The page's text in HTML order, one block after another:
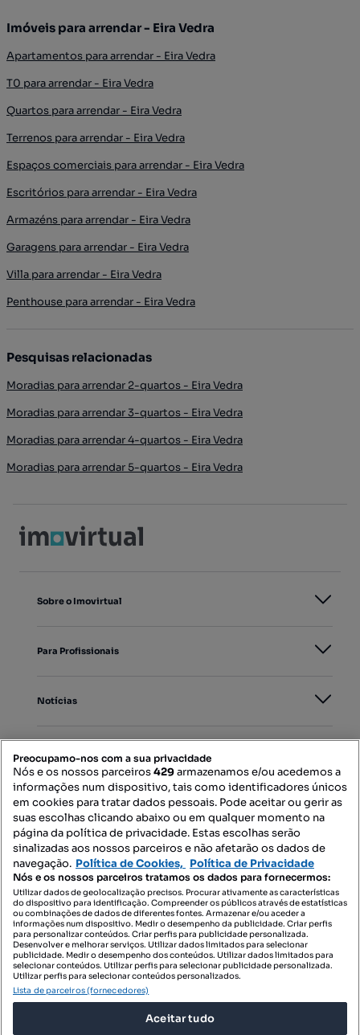
Imóveis para arrendar - Eira Vedra
Apartamentos para arrendar - Eira Vedra
T0 para arrendar - Eira Vedra
Quartos para arrendar - Eira Vedra
Terrenos para arrendar - Eira Vedra
Espaços comerciais para arrendar - Eira Vedra
Escritórios para arrendar - Eira Vedra
Armazéns para arrendar - Eira Vedra
Garagens para arrendar - Eira Vedra
Villa para arrendar - Eira Vedra
Penthouse para arrendar - Eira Vedra
Pesquisas relacionadas
Moradias para arrendar 2-quartos - Eira Vedra
Moradias para arrendar 3-quartos - Eira Vedra
Moradias para arrendar 4-quartos - Eira Vedra
Moradias para arrendar 5-quartos - Eira Vedra
Sobre o Imovirtual
Para Profissionais
Notícias
Mapa do Site
Contacte-nos
SIGA-NOS:
DESCARREGAR NA:
Preocupamo-nos com a sua privacidade
Nós e os nossos parceiros429armazenamos e/ou acedemos a
informações num dispositivo, tais como identificadores únicos
em cookies para tratar dados pessoais. Pode aceitar ou gerir as
suas escolhas clicando abaixo ou em qualquer momento na
página da política de privacidade. Estas escolhas serão
sinalizadas aos nossos parceiros e não afetarão os dados de
navegação. Política de Cookies, Política de Privacidade
Nós e os nossos parceiros tratamos os dados para fornecermos:
Utilizar dados de geolocalização precisos. Procurar ativamente as características
do dispositivo para identificação. Compreender os públicos através de estatísticas
ou combinações de dados de diferentes fontes. Armazenar e/ou aceder a
informações num dispositivo. Medir o desempenho da publicidade. Criar perfis
para personalizar conteúdos. Criar perfis para publicidade personalizada.
Desenvolver e melhorar serviços. Utilizar dados limitados para selecionar
publicidade. Medir o desempenho dos conteúdos. Utilizar dados limitados para
selecionar conteúdos. Utilizar perfis para selecionar publicidade personalizada.
Utilizar perfis para selecionar conteúdos personalizados.
Lista de parceiros (fornecedores)
Aceitar tudo